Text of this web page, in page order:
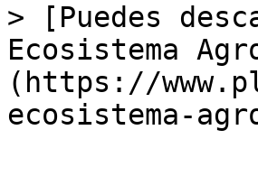
> [Puedes
Ecosistema
(https://
ecosistema-